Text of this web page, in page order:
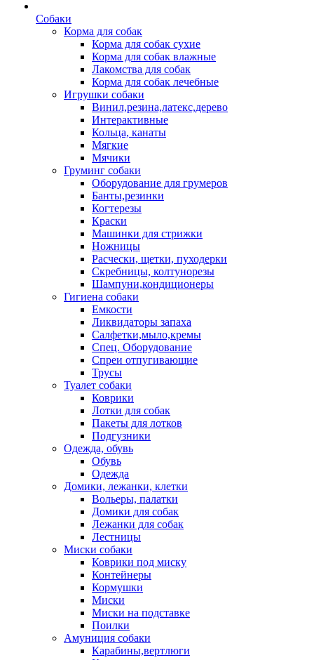
Собаки
Корма для собак
Корма для собак сухие
Корма для собак влажные
Лакомства для собак
Корма для собак лечебные
Игрушки собаки
Винил,резина,латекс,дерево
Интерактивные
Кольца, канаты
Мягкие
Мячики
Груминг собаки
Оборудование для грумеров
Банты,резинки
Когтерезы
Краски
Машинки для стрижки
Ножницы
Расчески, щетки, пуходерки
Скребницы, колтунорезы
Шампуни,кондиционеры
Гигиена собаки
Емкости
Ликвидаторы запаха
Салфетки,мыло,кремы
Спец. Оборудование
Спреи отпугивающие
Трусы
Туалет собаки
Коврики
Лотки для собак
Пакеты для лотков
Подгузники
Одежда, обувь
Обувь
Одежда
Домики, лежанки, клетки
Вольеры, палатки
Домики для собак
Лежанки для собак
Лестницы
Миски собаки
Коврики под миску
Контейнеры
Кормушки
Миски
Миски на подставке
Поилки
Амуниция собаки
Карабины,вертлюги